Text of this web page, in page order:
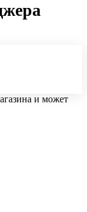
и может